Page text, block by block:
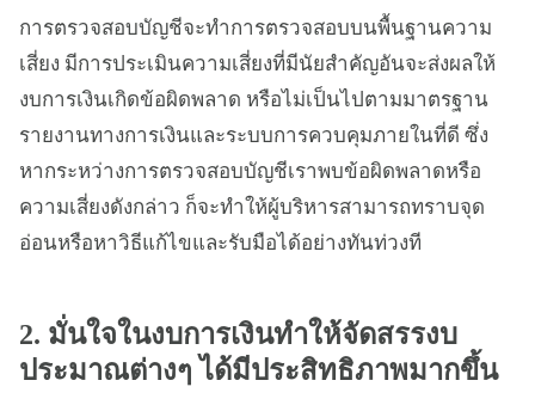
การตรวจสอบบัญชีจะทำการตรวจสอบบนพื้นฐานความ
เสี่ยง มีการประเมินความเสี่ยงที่มีนัยสำคัญอันจะส่งผลให้
งบการเงินเกิดข้อผิดพลาด หรือไม่เป็นไปตามมาตรฐาน
รายงานทางการเงินและระบบการควบคุมภายในที่ดี ซึ่ง
หากระหว่างการตรวจสอบบัญชีเราพบข้อผิดพลาดหรือ
ความเสี่ยงดังกล่าว ก็จะทำให้ผู้บริหารสามารถทราบจุด
อ่อนหรือหาวิธีแก้ไขและรับมือได้อย่างทันท่วงที
2. มั่นใจในงบการเงินทำให้จัดสรรงบ
ประมาณต่างๆ ได้มีประสิทธิภาพมากขึ้น